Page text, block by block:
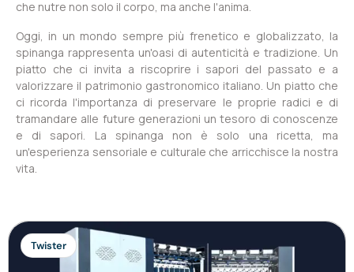
che nutre non solo il corpo, ma anche l'anima.
Oggi, in un mondo sempre più frenetico e globalizzato, la
spinanga rappresenta un'oasi di autenticità e tradizione. Un
piatto che ci invita a riscoprire i sapori del passato e a
valorizzare il patrimonio gastronomico italiano. Un piatto che
ci ricorda l'importanza di preservare le proprie radici e di
tramandare alle future generazioni un tesoro di conoscenze
e di sapori. La spinanga non è solo una ricetta, ma
un'esperienza sensoriale e culturale che arricchisce la nostra
vita.
Twister